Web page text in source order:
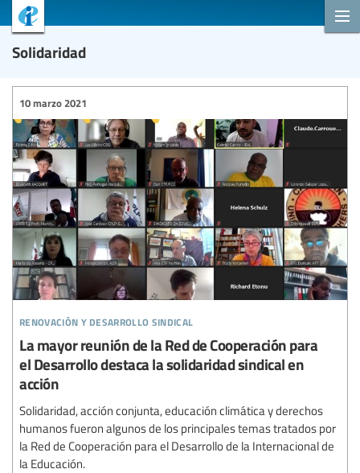
Solidaridad
renovación y desarrollo sindical
10 marzo 2021
La mayor reunión de la Red de Cooperación para
el Desarrollo destaca la solidaridad sindical en
acción
Solidaridad, acción conjunta, educación climática y derechos
humanos fueron algunos de los principales temas tratados por
la Red de Cooperación para el Desarrollo de la Internacional de
la Educación.